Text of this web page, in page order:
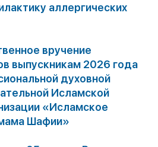
аллергических
вручение
выпускникам 2026 года
духовной
Исламской
«Исламское
Шафии»